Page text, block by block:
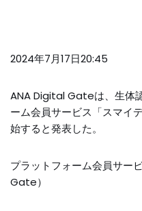
2024年7月17日20:45
ANA Digital Gateは、生体
ーム会員サービス「スマイ
始すると発表した。
プラットフォーム会員サー
Gate）